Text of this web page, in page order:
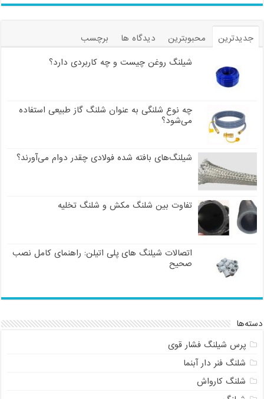
جدیدترین محبوبترین دیدگاه ها
برچسب
شیلنگ روغن چیست و چه کاربردی دارد؟
چه نوع شلنگی به عنوان شلنگ گاز طبیعی استفاده
می‌شود؟
شیلنگ‌های بافته شده فولادی چقدر دوام می‌آورند؟
تفاوت بین شلنگ مکش و شلنگ تخلیه
اتصالات شیلنگ های پلی اتیلن: راهنمای کامل نصب
صحیح
دسته‌ها
پرس شیلنگ فشار قوی
شلنگ فنر دار آبنما
شلنگ کارواش